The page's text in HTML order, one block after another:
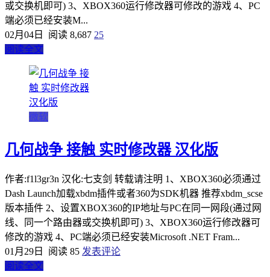
或交换机即可) 3、XBOX360运行修改器可修改的游戏 4、PC
端必须已经安装M...
02月04日
阅读 8,687 25
阅读全文
微软
几何战争 接触 实时修改器 汉化版
作者:f1l3gr3n 汉化:七支剑 转载请注明 1、XBOX360必须通过
Dash Launch加载xbdm插件或者360为SDK机器 推荐xbdm_scse
版本插件 2、设置XBOX360的IP地址与PC在同一网段(通过网
线、同一个路由器或交换机即可) 3、XBOX360运行修改器可
修改的游戏 4、PC端必须已经安装Microsoft .NET Fram...
01月29日
阅读 85 发表评论
阅读全文